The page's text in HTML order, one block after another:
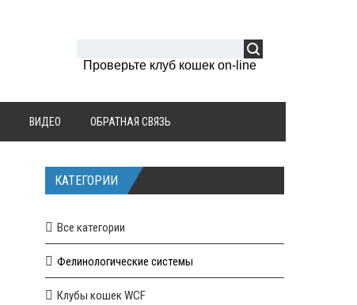
Проверьте клуб кошек on-line
ВИДЕО ОБРАТНАЯ СВЯЗЬ
КАТЕГОРИИ
Все категории
Фелинологические системы
Клубы кошек WCF